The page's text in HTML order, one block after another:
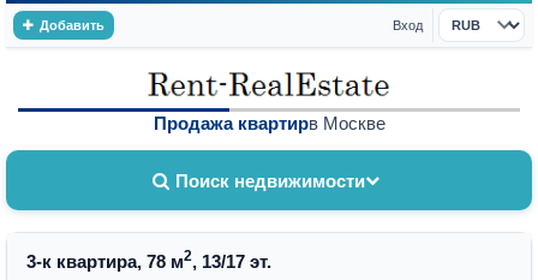
Добавить Вход
Валюта
Продажа квартирв Москве
Поиск недвижимости
3-к квартира, 78 м2, 13/17 эт.